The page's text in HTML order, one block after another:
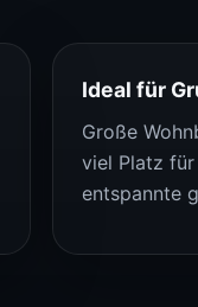
Ideal für
Große
viel Platz
entspannte